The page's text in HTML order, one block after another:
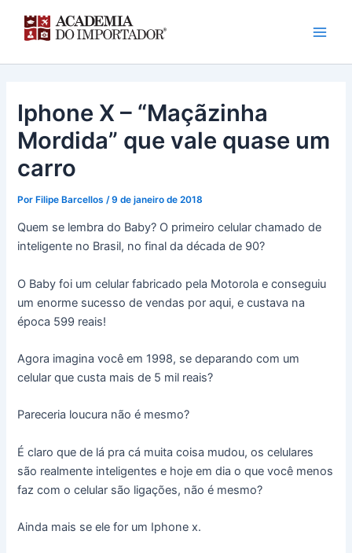
conteúdo
Iphone X – “Maçãzinha
Mordida” que vale quase um
carro
PorFilipe Barcellos/9 de janeiro de 2018
Quem se lembra do Baby? O primeiro celular chamado de
inteligente no Brasil, no final da década de 90?
O Baby foi um celular fabricado pela Motorola e conseguiu
um enorme sucesso de vendas por aqui, e custava na
época 599 reais!
Agora imagina você em 1998, se deparando com um
celular que custa mais de 5 mil reais?
Pareceria loucura não é mesmo?
É claro que de lá pra cá muita coisa mudou, os celulares
são realmente inteligentes e hoje em dia o que você menos
faz com o celular são ligações, não é mesmo?
Ainda mais se ele for um Iphone x.